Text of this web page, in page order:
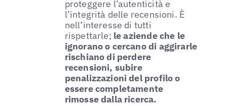
proteggere l’autenticità e
l’integrità delle recensioni. È
nell’interesse di tutti
rispettarle; le aziende che le
ignorano o cercano di aggirarle
rischiano di perdere
recensioni, subire
penalizzazioni del profilo o
essere completamente
rimosse dalla ricerca.